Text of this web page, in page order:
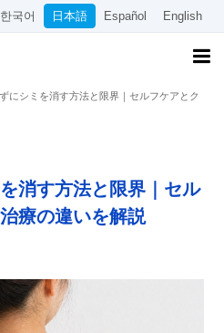
한국어 日本語 Español English
にシミを消す方法と限界｜セルフケアとク
消す方法と限界｜セル
療の違いを解説